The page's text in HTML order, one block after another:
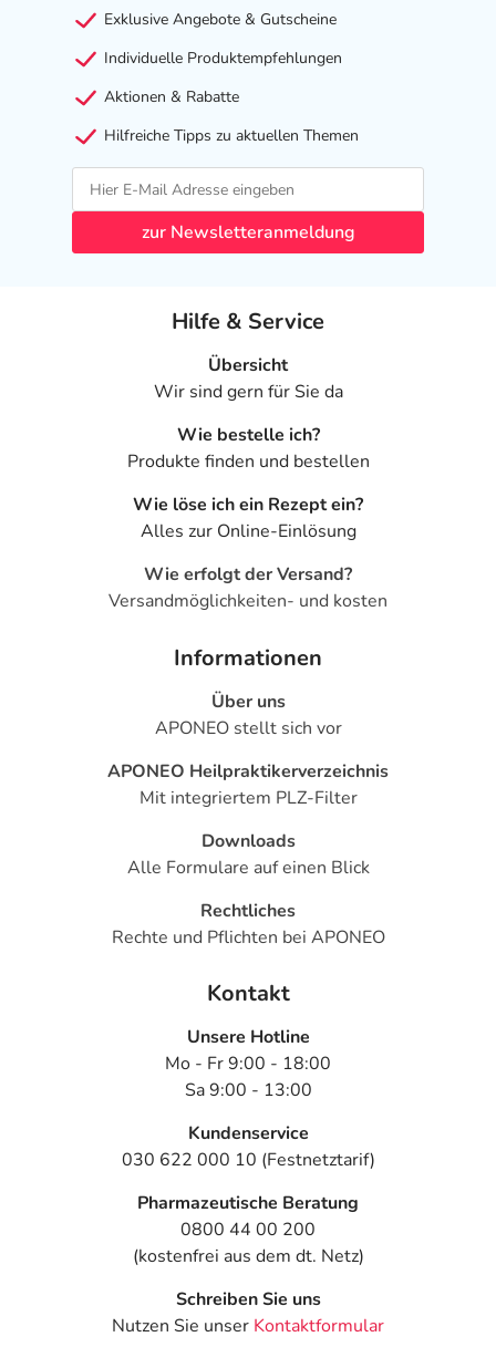
Exklusive Angebote & Gutscheine
Individuelle Produktempfehlungen
Aktionen & Rabatte
Hilfreiche Tipps zu aktuellen Themen
zur Newsletteranmeldung
Hilfe & Service
Übersicht
Wir sind gern für Sie da
Wie bestelle ich?
Produkte finden und bestellen
Wie löse ich ein Rezept ein?
Alles zur Online-Einlösung
Wie erfolgt der Versand?
Versandmöglichkeiten- und kosten
Informationen
Über uns
APONEO stellt sich vor
APONEO Heilpraktikerverzeichnis
Mit integriertem PLZ-Filter
Downloads
Alle Formulare auf einen Blick
Rechtliches
Rechte und Pflichten bei APONEO
Kontakt
Unsere Hotline
Mo - Fr 9:00 - 18:00
Sa 9:00 - 13:00
Kundenservice
030 622 000 10 (Festnetztarif)
Pharmazeutische Beratung
0800 44 00 200
(kostenfrei aus dem dt. Netz)
Schreiben Sie uns
Nutzen Sie unser Kontaktformular